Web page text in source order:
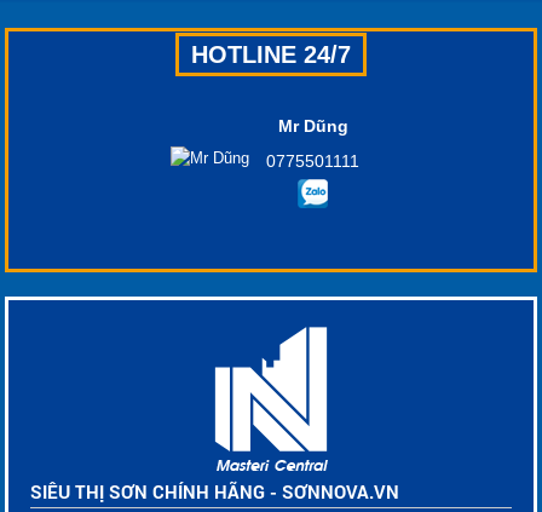
HOTLINE 24/7
Mr Dũng
0775501111
SIÊU THỊ SƠN CHÍNH HÃNG - SƠNNOVA.VN